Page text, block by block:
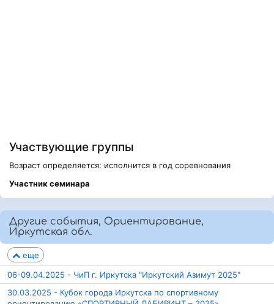
Участвующие группы
Возраст определяется: исполнится в год соревнования
Участник семинара
Другие события, Ориентирование,
Иркутская обл.
еще
06-09.04.2025 - ЧиП г. Иркутска "Иркутский Азимут 2025"
30.03.2025 - Кубок города Иркутска по спортивному